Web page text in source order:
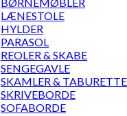
LÆNESTOLE
HYLDER
PARASOL
REOLER & SKABE
SENGEGAVLE
SKAMLER &
SKRIVEBORDE
SOFABORDE